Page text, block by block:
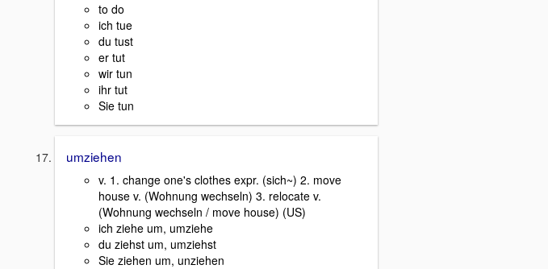
to do
ich tue
du tust
er tut
wir tun
ihr tut
Sie tun
umziehen
v. 1. change one's clothes expr. (sich~) 2. move
house v. (Wohnung wechseln) 3. relocate v.
(Wohnung wechseln / move house) (US)
ich ziehe um, umziehe
du ziehst um, umziehst
Sie ziehen um, unziehen